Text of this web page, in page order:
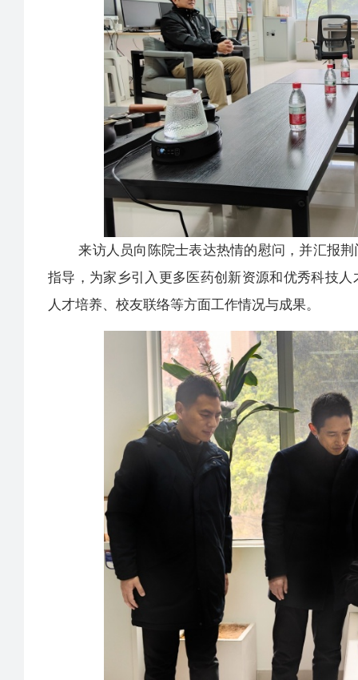
来访人员向陈院士表达热情的慰问，并汇报荆
指导，为家乡引入更多医药创新资源和优秀科技
人才培养、校友联络等方面工作情况与成果。